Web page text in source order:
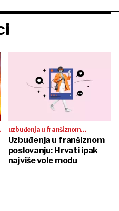
uzbuđenja u franšiznom
poslovanju
Uzbuđenja u franšiznom
poslovanju: Hrvati ipak
najviše vole modu